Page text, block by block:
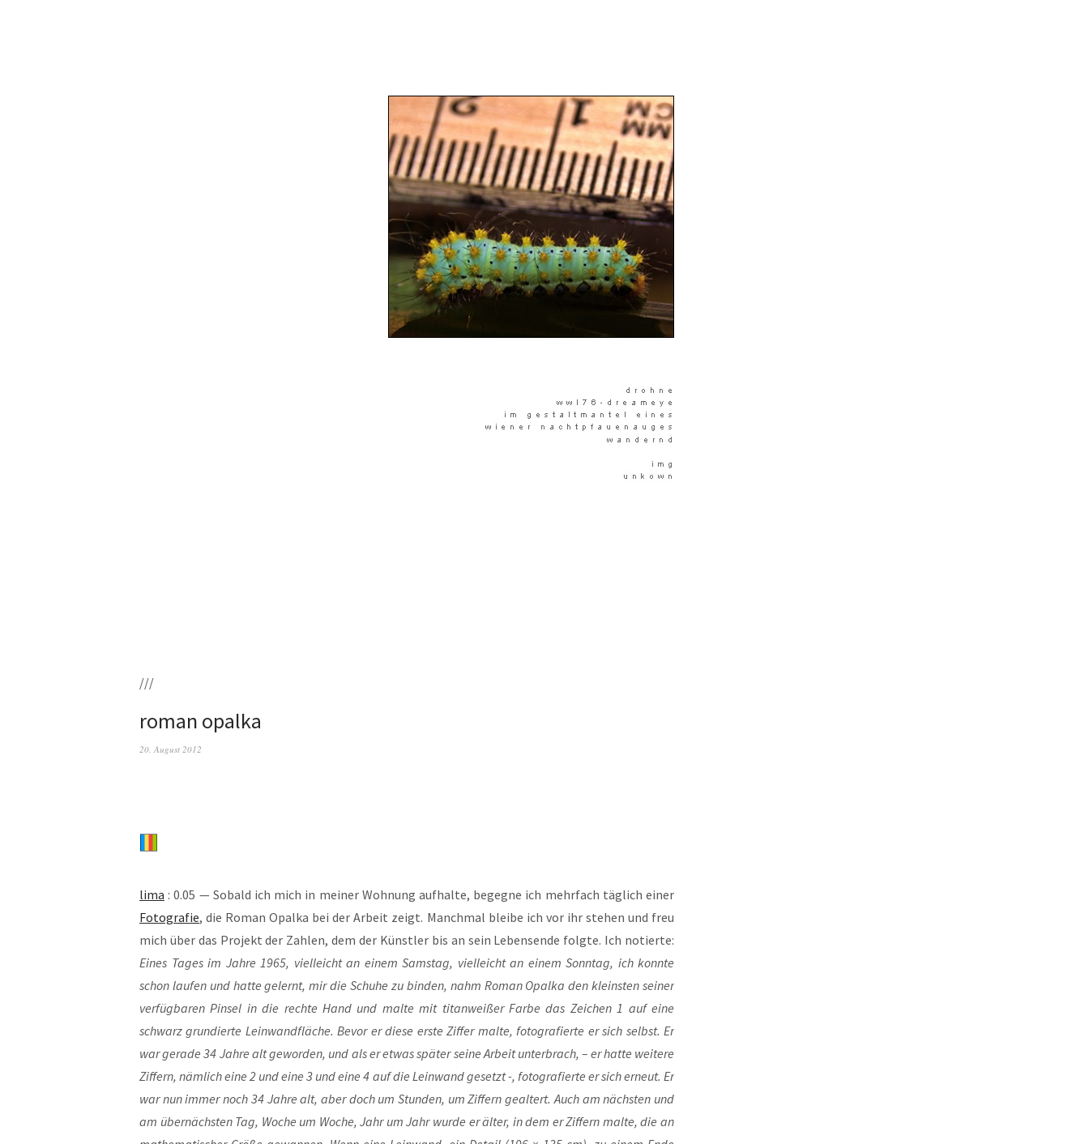
///
roman opalka
20. August 2012
lima : 0.05 — Sobald ich mich in mei­ner Woh­nung auf­hal­te, begeg­ne ich mehr­fach täg­lich einer
Foto­gra­fie, die Roman Opal­ka bei der Arbeit zeigt. Manch­mal blei­be ich vor ihr ste­hen und freu
mich über das Pro­jekt der Zah­len, dem der Künst­ler bis an sein Lebens­en­de folg­te. Ich notier­te:
Eines Tages im Jah­re 1965, viel­leicht an einem Sams­tag, viel­leicht an einem Sonn­tag, ich konn­te
schon lau­fen und hat­te gelernt, mir die Schu­he zu bin­den, nahm Roman Opal­ka den kleins­ten sei­ner
ver­füg­ba­ren Pin­sel in die rech­te Hand und mal­te mit titan­wei­ßer Far­be das Zei­chen 1 auf eine
schwarz grun­dier­te Lein­wand­flä­che. Bevor er die­se ers­te Zif­fer mal­te, foto­gra­fier­te er sich selbst. Er
war gera­de 34 Jah­re alt gewor­den, und als er etwas spä­ter sei­ne Arbeit unter­brach, – er hat­te wei­te­re
Zif­fern, näm­lich eine 2 und eine 3 und eine 4 auf die Lein­wand gesetzt -, foto­gra­fier­te er sich erneut. Er
war nun immer noch 34 Jah­re alt, aber doch um Stun­den, um Zif­fern geal­tert. Auch am nächs­ten und
am über­nächs­ten Tag, Woche um Woche, Jahr um Jahr wur­de er älter, in dem er Zif­fern mal­te, die an